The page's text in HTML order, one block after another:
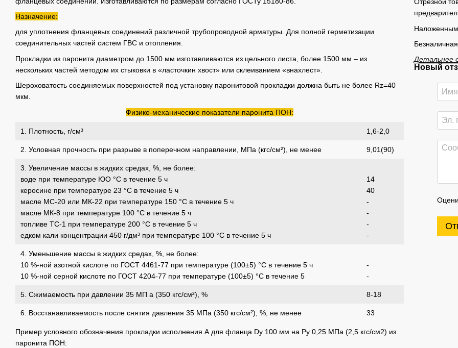
Назначение:
для уплотнения фланцевых соединений различной трубопроводной арматуры. Для полной герметизации
соединительных частей систем ГВС и отопления.
Прокладки из паронита диаметром до 1500 мм изготавливаются из цельного листа, более 1500 мм – из
нескольких частей методом их стыковки в «ласточкин хвост» или склеиванием «внахлест».
Шероховатость соединяемых поверхностей под установку паронитовой прокладки должна быть не более Rz=40
мкм.
Физико-механические показатели паронита ПОН:
1. Плотность, г/см³ 1,6-2,0
2. Условная прочность при разрыве в поперечном направлении, МПа (кгс/см²), не менее 9,01(90)
3. Увеличение массы в жидких средах, %, не более:
воде при температуре ЮО °С в течение 5 ч
керосине при температуре 23 °С в течение 5 ч
масле МС-20 или МК-22 при температуре 150 °С в течение 5 ч
масле МК-8 при температуре 100 °С в течение 5 ч
топливе ТС-1 при температуре 200 °С в течение 5 ч
едком кали концентрации 450 г/дм³ при температуре 100 °С в течение 5 ч
14
40
-
-
-
-
4. Уменьшение массы в жидких средах, %, не более:
10 %-ной азотной кислоте по ГОСТ 4461-77 при температуре (100±5) °С в течение 5 ч
10 %-ной серной кислоте по ГОСТ 4204-77 при температуре (100±5) °С в течение 5
-
-
5. Сжимаемость при давлении 35 МП а (350 кгс/см²), % 8-18
6. Восстанавливаемость после снятия давления 35 МПа (350 кгс/см²), %, не менее 33
Пример условного обозначения прокладки ис­полнения А для фланца Dу 100 мм на Ру 0,25 МПа (2,5 кгс/см2) из
паронита ПОН:
Детальнее
Новый